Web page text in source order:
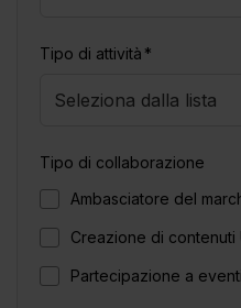
Tipo di attività
Tipo di collaborazione
Ambasciatore del
Creazione di contenuti
Partecipazione a